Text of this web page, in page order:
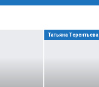
Татьяна Терентьева